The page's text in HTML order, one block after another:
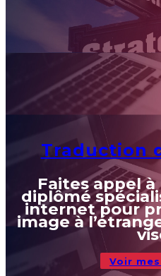
Traduction
Faites appel
diplômé
internet pour
image à
Voir